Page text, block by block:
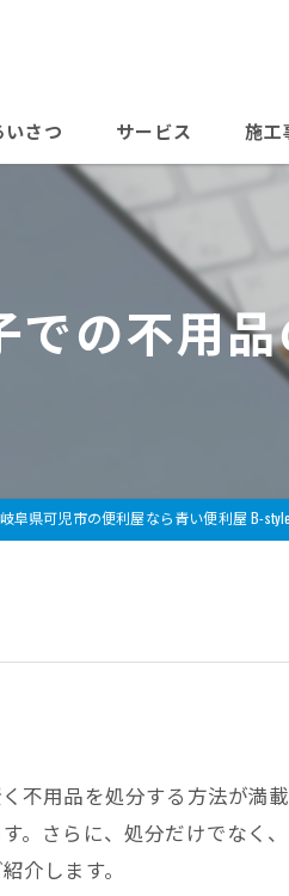
さつ サービス
よくある質問
料金表
施工
の不用
岐阜県可児市の便利屋なら青い便利屋 B-style
不用品を処分する方法が満
さらに、処分だけでなく
介します。